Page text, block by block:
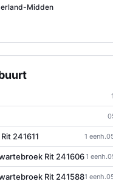
Midden
241611 1 eenh.
Rit 2416061 eenh.
Rit 2415881 eenh.